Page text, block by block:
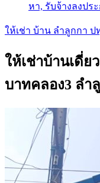
หา, รับจ้างลงปร
ให้เช่า บ้าน ลำลูกกา
ให้เช่าบ้านเดี่ย
บาทคลอง3 ลำ